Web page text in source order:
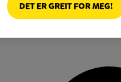
DET ER GREIT FOR MEG!